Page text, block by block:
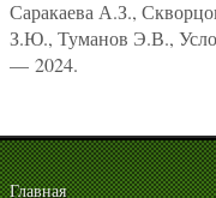
Саракаева А.З.,
З.Ю., Туманов Э.В.,
— 2024.
Главная